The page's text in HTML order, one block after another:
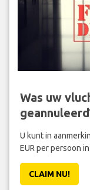
Was uw
U kunt in
EUR per persoon
CLAIM NU!